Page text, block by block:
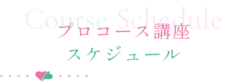
Course Schedule
プロコース講座
スケジュール